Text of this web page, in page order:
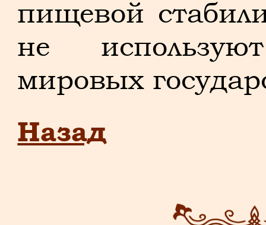
пищевой
не
мировых
Назад